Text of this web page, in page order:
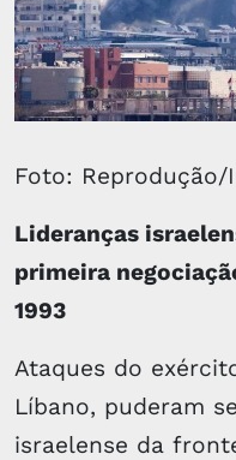
Foto:
Lideranças
primeira
1993
Ataques do
Líbano, puderam
israelense da